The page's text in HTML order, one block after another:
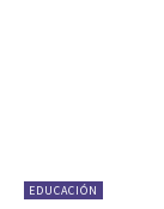
EDUCACIÓN